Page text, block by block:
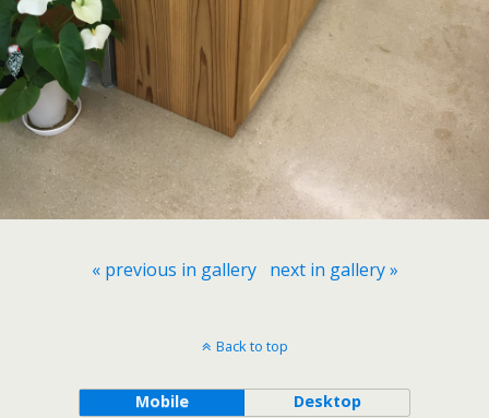
« previous in gallery next in gallery »
Back to top
Mobile Desktop